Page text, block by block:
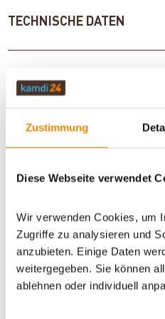
Zustimmung
Diese Webseite verwendet
Wir verwenden Cookies, um
Zugriffe zu analysieren und
anzubieten. Einige Daten
weitergegeben. Sie können
ablehnen oder individuell
TECHNISCHE DATEN
BEWERTUNGEN (0)
ZUBEHÖR
Artikeldatenblatt drucken
Dieses Produkt finden Sie